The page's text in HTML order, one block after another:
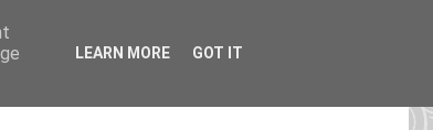
LEARN MORE GOT IT